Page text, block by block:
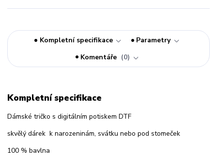
Kompletní specifikace
Parametry
Komentáře
0
Kompletní specifikace
Dámské tričko s digitálním potiskem DTF
skvělý dárek k narozeninám, svátku nebo pod stomeček
100 % bavlna